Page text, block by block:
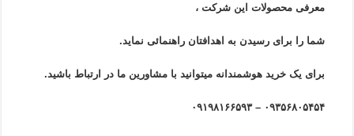
معرفی محصولات این شرکت ،
شما را برای رسیدن به اهدافتان راهنمائی نماید.
برای یک خرید هوشمندانه میتوانید با مشاورین ما در ارتباط باشید.
۰۹۳۵۶۸۰۵۴۵۴ – ۰۹۱۹۸۱۶۶۵۹۳